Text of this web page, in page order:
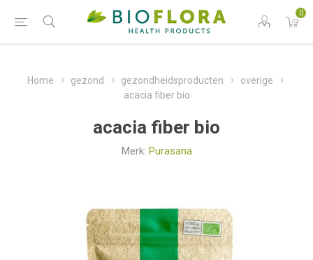
0
Home gezond gezondheidsproducten
overige
acacia fiber bio
acacia fiber bio
Merk: Purasana